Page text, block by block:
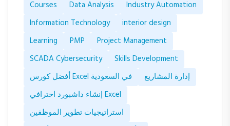
Courses
Data Analysis
Industry Automation
Information Technology
interior design
Learning
PMP
Project Management
SCADA Cybersecurity
Skills Development
أفضل كورس Excel في السعودية
إدارة المشاريع
إنشاء داشبورد احترافي Excel
استراتيجيات تطوير الموظفين